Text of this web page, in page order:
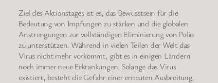
Ziel des Aktionstages ist es, das Bewusstsein für die
Bedeutung von Impfungen zu stärken und die globalen
Anstrengungen zur vollständigen Eliminierung von Polio
zu unterstützen. Während in vielen Teilen der Welt das
Virus nicht mehr vorkommt, gibt es in einigen Ländern
noch immer neue Erkrankungen. Solange das Virus
existiert, besteht die Gefahr einer erneuten Ausbreitung.